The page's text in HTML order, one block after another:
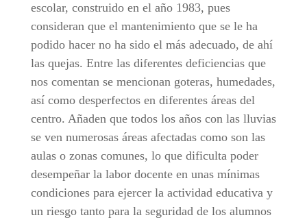
escolar, construido en el año 1983, pues
consideran que el mantenimiento que se le ha
podido hacer no ha sido el más adecuado, de ahí
las quejas. Entre las diferentes deficiencias que
nos comentan se mencionan goteras, humedades,
así como desperfectos en diferentes áreas del
centro. Añaden que todos los años con las lluvias
se ven numerosas áreas afectadas como son las
aulas o zonas comunes, lo que dificulta poder
desempeñar la labor docente en unas mínimas
condiciones para ejercer la actividad educativa y
un riesgo tanto para la seguridad de los alumnos